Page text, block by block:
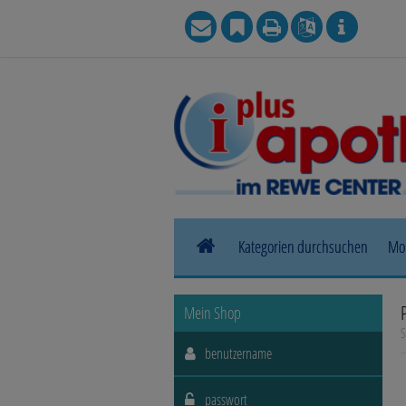
Kategorien durchsuchen
Allergie
Blase, Niere & Urogenitaltrakt
Haut, Haare & Nägel
Mein Shop